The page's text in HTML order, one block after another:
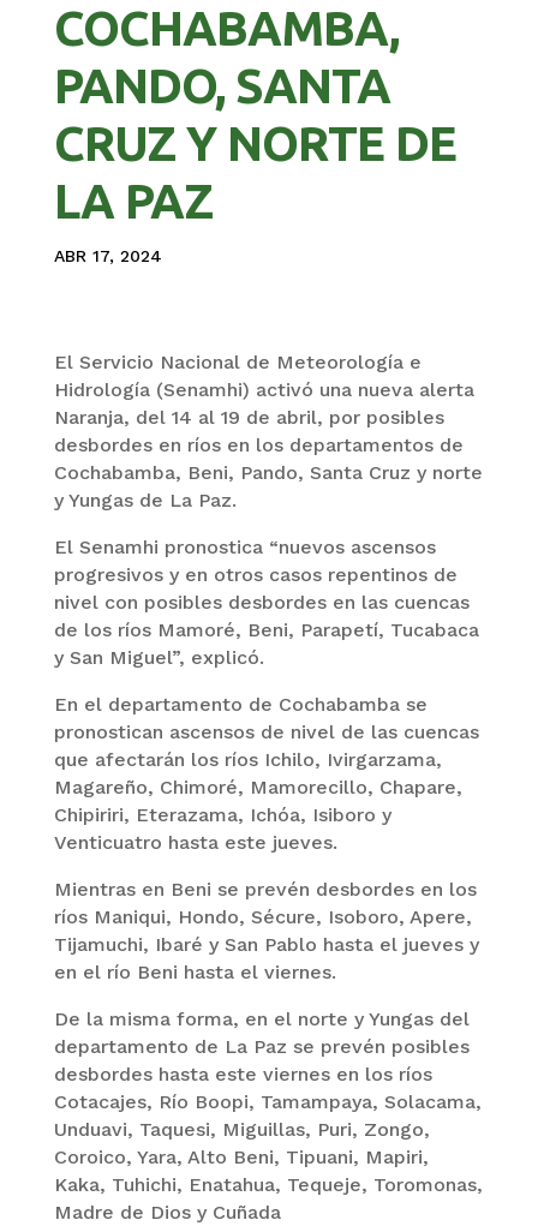
COCHABAMBA,
PANDO, SANTA
CRUZ Y NORTE DE
LA PAZ
ABR 17, 2024
El Servicio Nacional de Meteorología e
Hidrología (Senamhi) activó una nueva alerta
Naranja, del 14 al 19 de abril, por posibles
desbordes en ríos en los departamentos de
Cochabamba, Beni, Pando, Santa Cruz y norte
y Yungas de La Paz.
El Senamhi pronostica “nuevos ascensos
progresivos y en otros casos repentinos de
nivel con posibles desbordes en las cuencas
de los ríos Mamoré, Beni, Parapetí, Tucabaca
y San Miguel”, explicó.
En el departamento de Cochabamba se
pronostican ascensos de nivel de las cuencas
que afectarán los ríos Ichilo, Ivirgarzama,
Magareño, Chimoré, Mamorecillo, Chapare,
Chipiriri, Eterazama, Ichóa, Isiboro y
Venticuatro hasta este jueves.
Mientras en Beni se prevén desbordes en los
ríos Maniqui, Hondo, Sécure, Isoboro, Apere,
Tijamuchi, Ibaré y San Pablo hasta el jueves y
en el río Beni hasta el viernes.
De la misma forma, en el norte y Yungas del
departamento de La Paz se prevén posibles
desbordes hasta este viernes en los ríos
Cotacajes, Río Boopi, Tamampaya, Solacama,
Unduavi, Taquesi, Miguillas, Puri, Zongo,
Coroico, Yara, Alto Beni, Tipuani, Mapiri,
Kaka, Tuhichi, Enatahua, Tequeje, Toromonas,
Madre de Dios y Cuñada